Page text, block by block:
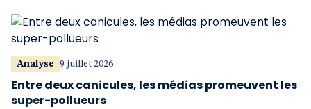
Analyse 9 juillet 2026
Entre deux canicules, les médias promeuvent les
super-pollueurs